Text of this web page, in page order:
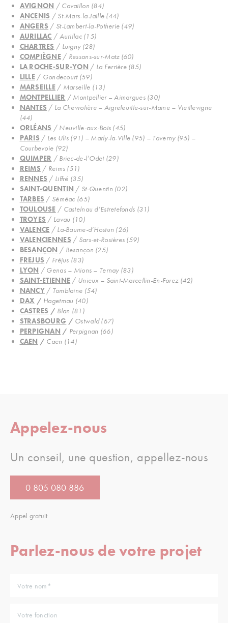
AVIGNON / Cavaillon (84)
ANCENIS / St-Mars-la-Jaille (44)
ANGERS / St-Lambert-la-Potherie (49)
AURILLAC / Aurillac (15)
CHARTRES / Luigny (28)
COMPIÈGNE / Ressons-sur-Matz (60)
LA ROCHE-SUR-YON / La Ferrière (85)
LILLE/ Gondecourt (59)
MARSEILLE / Marseille (13)
MONTPELLIER / Montpellier–Aimargues (30)
NANTES / La Chevrolière– Aigrefeuille-sur-Maine – Vieillevigne
(44)
ORLÉANS / Neuville-aux-Bois (45)
PARIS / Les Ulis (91) – Marly-la-Ville (95) – Taverny (95) –
Courbevoie (92)
QUIMPER / Briec-de-l’Odet (29)
REIMS / Reims (51)
RENNES / Liffré (35)
SAINT-QUENTIN / St-Quentin (02)
TARBES / Séméac (65)
TOULOUSE / Castelnau d’Estretefonds (31)
TROYES / Lavau (10)
VALENCE / La-Baume-d’Hostun (26)
VALENCIENNES / Sars-et-Rosières (59)
BESANÇON / Besançon (25)
FREJUS / Fréjus (83)
LYON / Genas – Mions – Ternay (83)
SAINT-ETIENNE / Unieux – Saint-Marcellin-En-Forez (42)
NANCY/ Tomblaine (54)
DAX / Hagetmau (40)
CASTRES / Blan (81)
STRASBOURG / Ostwald (67)
PERPIGNAN / Perpignan (66)
CAEN / Caen (14)
Appelez-nous
Un conseil, une question, appellez-nous
0 805 080 886
Appel gratuit
Parlez-nous de votre projet